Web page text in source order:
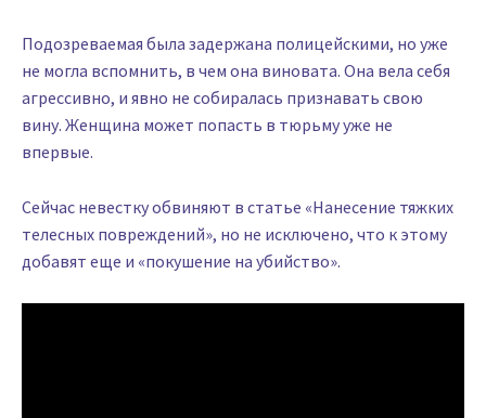
Подозреваемая была задержана полицейскими, но уже
не могла вспомнить, в чем она виновата. Она вела себя
агрессивно, и явно не собиралась признавать свою
вину. Женщина может попасть в тюрьму уже не
впервые.
Сейчас невестку обвиняют в статье «Нанесение тяжких
телесных повреждений», но не исключено, что к этому
добавят еще и «покушение на убийство».